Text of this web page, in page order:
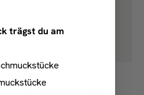
AMETHYST NAVETTE
PLATFORM SIEGELRING
trägst du am